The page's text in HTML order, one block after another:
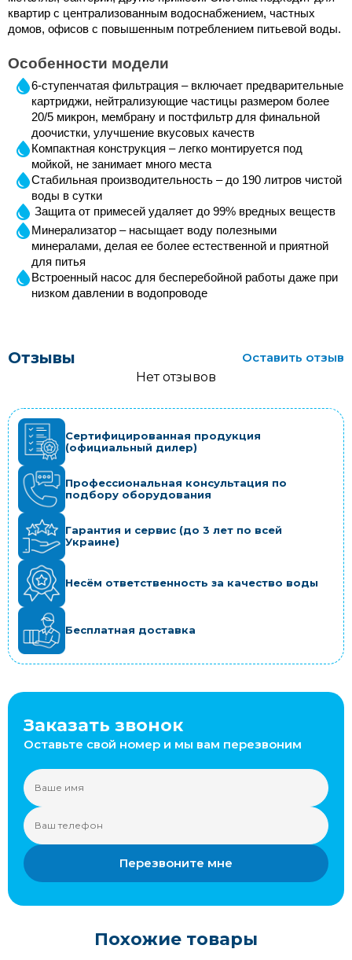
квартир с централизованным водоснабжением, частных
домов, офисов с повышенным потреблением питьевой воды.
Особенности модели
6-ступенчатая фильтрация – включает предварительные
картриджи, нейтрализующие частицы размером более
20/5 микрон, мембрану и постфильтр для финальной
доочистки, улучшение вкусовых качеств
Компактная конструкция – легко монтируется под
мойкой, не занимает много места
Стабильная производительность – до 190 литров чистой
воды в сутки
Защита от примесей удаляет до 99% вредных веществ
Минерализатор – насыщает воду полезными
минералами, делая ее более естественной и приятной
для питья
Встроенный насос для бесперебойной работы даже при
низком давлении в водопроводе
Отзывы
Оставить отзыв
Нет отзывов
Сертифицированная продукция
(официальный дилер)
Профессиональная консультация по
подбору оборудования
Гарантия и сервис (до 3 лет по всей
Украине)
Несём ответственность за качество воды
Бесплатная доставка
Заказать звонок
Оставьте свой номер и мы вам перезвоним
Перезвоните мне
Похожие товары